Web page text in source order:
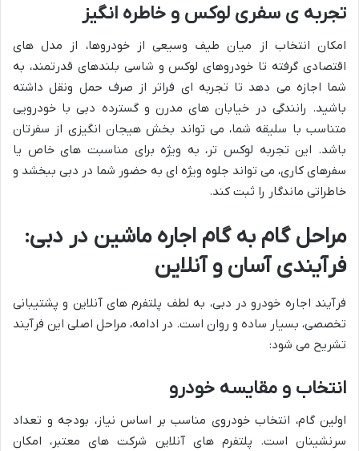
تجربه ی سفری لوکس و خاطره انگیز
امکان انتخاب از میان طیف وسیعی از خودروها، از مدل های
اقتصادی گرفته تا خودروهای لوکس و شاسی بلندهای قدرتمند، به
شما اجازه می دهد تا تجربه ای فراتر از صرف حمل ونقل داشته
باشید. رانندگی در خیابان های مدرن و گسترده دبی با خودرویی
متناسب با سلیقه شما، می تواند بخش هیجان انگیزی از سفرتان
باشد. این تجربه لوکس تر، به ویژه برای مناسبت های خاص یا
سفرهای کاری، می تواند جلوه ویژه ای به حضور شما در دبی ببخشد و
خاطراتی ماندگار را ثبت کند.
مراحل گام به گام اجاره ماشین در دبی:
فرآیندی آسان و آنلاین
فرآیند اجاره خودرو در دبی، به لطف پلتفرم های آنلاین و پشتیبانی
تخصصی، بسیار ساده و روان است. در ادامه، مراحل اصلی این فرآیند
تشریح می شود:
انتخاب و مقایسه خودرو
اولین گام، انتخاب خودروی مناسب بر اساس نیاز، بودجه و تعداد
سرنشینان است. پلتفرم های آنلاین شرکت های معتبر، امکان